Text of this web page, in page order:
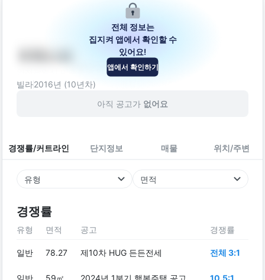
인천광역시 미추홀구 인주대로 143
빌라2016년 (10년차)
아직 공고가 없어요
경쟁률/커트라인 단지정보 매물 위치/주변
유형 면적
경쟁률
전체 정보는
집지켜 앱에서 확인할 수
있어요!
앱에서 확인하기
유형 면적 공고 경쟁률
일반 78.27 제10차 HUG 든든전세 전체 3:1
일반 59㎡ 2024년 1분기 행복주택 공고 10.5:1